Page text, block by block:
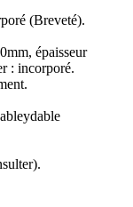
(Breveté).
épaisseur
: incorporé.